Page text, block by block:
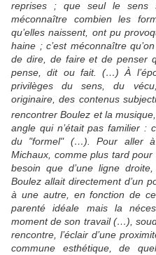
reprises ; que seul le sens
méconnaître combien les
qu’elles naissent, ont pu
haine ; c’est méconnaître
de dire, de faire et de penser
pense, dit ou fait. (…) À
privilèges du sens, du
originaire, des contenus
rencontrer Boulez et la
angle qui n’était pas familier :
du "formel" (…). Pour aller
Michaux, comme plus tard pour
besoin que d’une ligne
Boulez allait directement d’un
à une autre, en fonction de
parenté idéale mais la
moment de son travail (…),
rencontre, l’éclair d’une
commune esthétique, de